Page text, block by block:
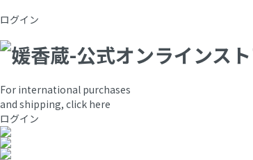
ログイン
For international purchases
and shipping, click here
ログイン